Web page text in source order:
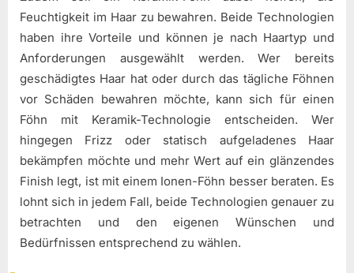
Feuchtigkeit im Haar zu bewahren. Beide Technologien
haben ihre Vorteile und können je nach Haartyp und
Anforderungen ausgewählt werden. Wer bereits
geschädigtes Haar hat oder durch das tägliche Föhnen
vor Schäden bewahren möchte, kann sich für einen
Föhn mit Keramik-Technologie entscheiden. Wer
hingegen Frizz oder statisch aufgeladenes Haar
bekämpfen möchte und mehr Wert auf ein glänzendes
Finish legt, ist mit einem Ionen-Föhn besser beraten. Es
lohnt sich in jedem Fall, beide Technologien genauer zu
betrachten und den eigenen Wünschen und
Bedürfnissen entsprechend zu wählen.